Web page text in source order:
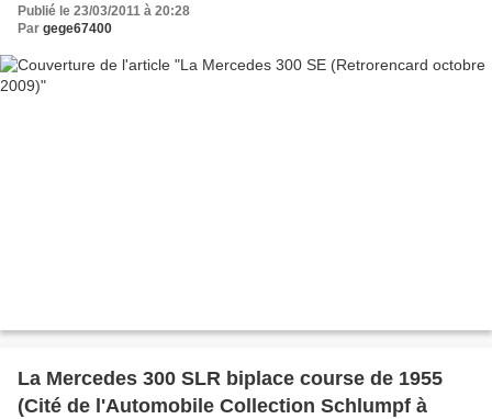
Publié le 23/03/2011 à 20:28
Par gege67400
La Mercedes 300 SLR biplace course de 1955
(Cité de l'Automobile Collection Schlumpf à